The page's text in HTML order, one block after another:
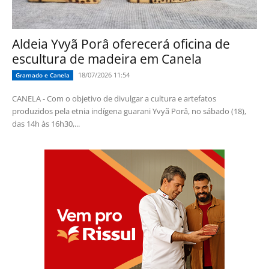
Aldeia Yvyã Porâ oferecerá oficina de
escultura de madeira em Canela
Gramado e Canela 18/07/2026 11:54
CANELA - Com o objetivo de divulgar a cultura e artefatos
produzidos pela etnia indígena guarani Yvyã Porâ, no sábado (18),
das 14h às 16h30,...